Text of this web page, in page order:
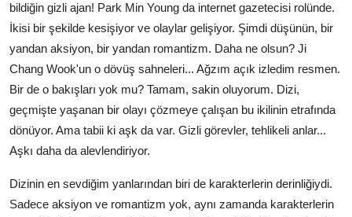
bildiğin gizli ajan! Park Min Young da internet gazetecisi rolünde.
İkisi bir şekilde kesişiyor ve olaylar gelişiyor. Şimdi düşünün, bir
yandan aksiyon, bir yandan romantizm. Daha ne olsun? Ji
Chang Wook'un o dövüş sahneleri... Ağzım açık izledim resmen.
Bir de o bakışları yok mu? Tamam, sakin oluyorum. Dizi,
geçmişte yaşanan bir olayı çözmeye çalışan bu ikilinin etrafında
dönüyor. Ama tabii ki aşk da var. Gizli görevler, tehlikeli anlar...
Aşkı daha da alevlendiriyor.
Dizinin en sevdiğim yanlarından biri de karakterlerin derinliğiydi.
Sadece aksiyon ve romantizm yok, aynı zamanda karakterlerin